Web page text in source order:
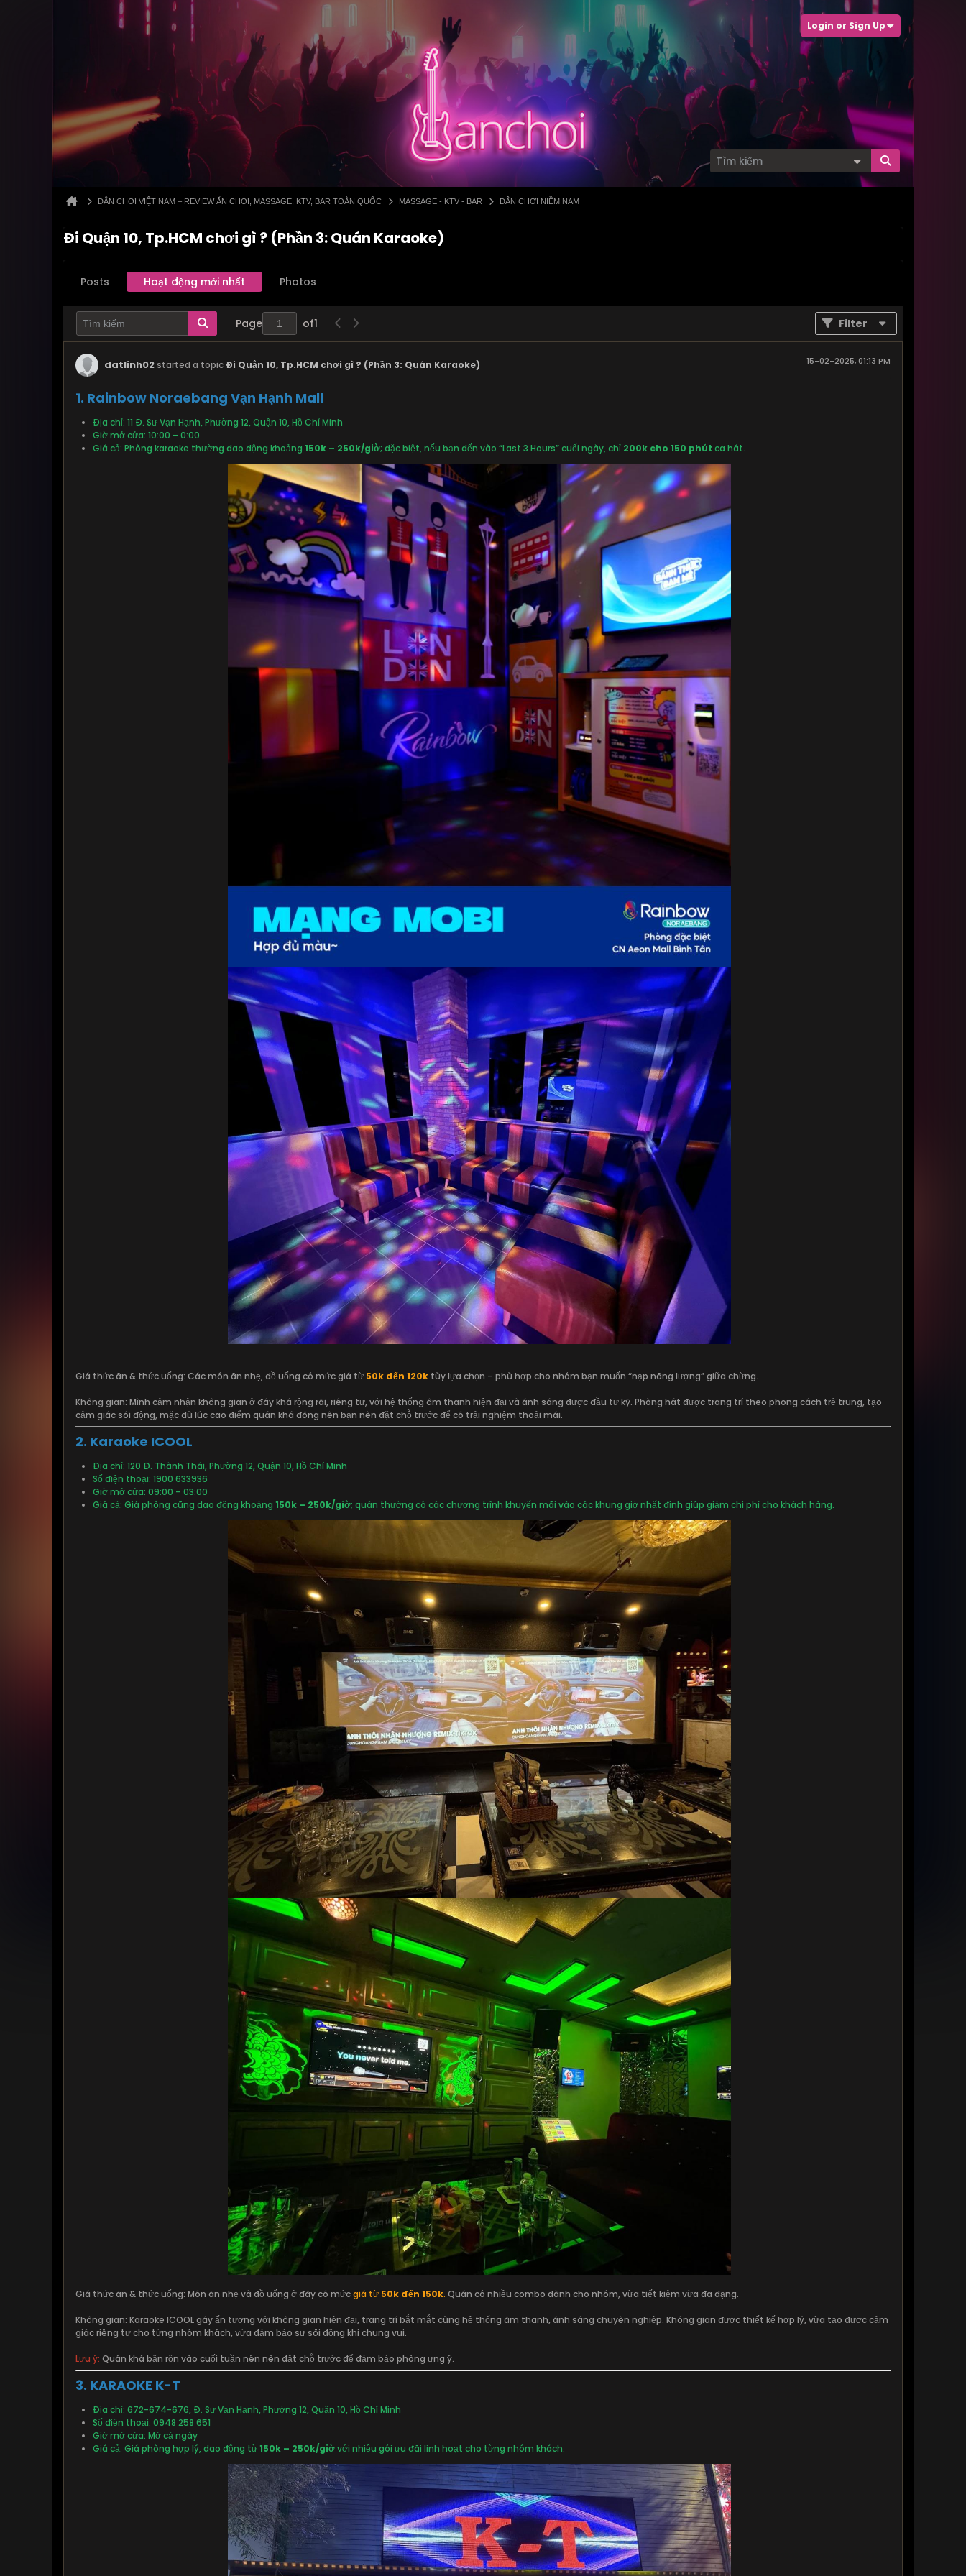
Login or Sign Up
DÂN CHƠI VIỆT NAM – REVIEW ĂN CHƠI, MASSAGE, KTV, BAR TOÀN QUỐC MASSAGE - KTV - BAR DÂN CHƠI NIỀM NAM
Đi Quận 10, Tp.HCM chơi gì ? (Phần 3: Quán Karaoke)
Posts Hoạt động mới nhất Photos
Page of1 Filter
datlinh02 started a topic Đi Quận 10, Tp.HCM chơi gì ? (Phần 3: Quán Karaoke) 15-02-2025, 01:13 PM
1. Rainbow Noraebang Vạn Hạnh Mall
Địa chỉ: 11 Đ. Sư Vạn Hạnh, Phường 12, Quận 10, Hồ Chí Minh
Giờ mở cửa: 10:00 – 0:00
Giá cả: Phòng karaoke thường dao động khoảng 150k – 250k/giờ; đặc biệt, nếu bạn đến vào “Last 3 Hours” cuối ngày, chỉ 200k cho 150 phút ca hát.
Giá thức ăn & thức uống: Các món ăn nhẹ, đồ uống có mức giá từ 50k đến 120k tùy lựa chọn – phù hợp cho nhóm bạn muốn “nạp năng lượng” giữa chừng.
Không gian: Mình cảm nhận không gian ở đây khá rộng rãi, riêng tư, với hệ thống âm thanh hiện đại và ánh sáng được đầu tư kỹ. Phòng hát được trang trí theo phong cách trẻ trung, tạo
cảm giác sôi động, mặc dù lúc cao điểm quán khá đông nên bạn nên đặt chỗ trước để có trải nghiệm thoải mái.
2. Karaoke ICOOL
Địa chỉ: 120 Đ. Thành Thái, Phường 12, Quận 10, Hồ Chí Minh
Số điện thoại: 1900 633936
Giờ mở cửa: 09:00 – 03:00
Giá cả: Giá phòng cũng dao động khoảng 150k – 250k/giờ; quán thường có các chương trình khuyến mãi vào các khung giờ nhất định giúp giảm chi phí cho khách hàng.
Giá thức ăn & thức uống: Món ăn nhẹ và đồ uống ở đây có mứcgiá từ 50k đến 150k. Quán có nhiều combo dành cho nhóm, vừa tiết kiệm vừa đa dạng.
Không gian: Karaoke ICOOL gây ấn tượng với không gian hiện đại, trang trí bắt mắt cùng hệ thống âm thanh, ánh sáng chuyên nghiệp. Không gian được thiết kế hợp lý, vừa tạo được cảm
giác riêng tư cho từng nhóm khách, vừa đảm bảo sự sôi động khi chung vui.
Lưu ý: Quán khá bận rộn vào cuối tuần nên nên đặt chỗ trước để đảm bảo phòng ưng ý.
3. KARAOKE K-T
Địa chỉ: 672-674-676, Đ. Sư Vạn Hạnh, Phường 12, Quận 10, Hồ Chí Minh
Số điện thoại: 0948 258 651
Giờ mở cửa: Mở cả ngày
Giá cả: Giá phòng hợp lý, dao động từ150k – 250k/giờvới nhiều gói ưu đãi linh hoạt cho từng nhóm khách.